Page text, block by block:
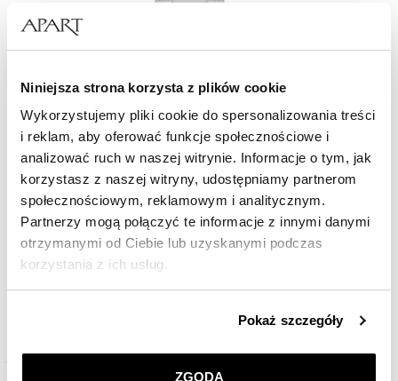
Niniejsza strona korzysta z plików cookie
Wykorzystujemy pliki cookie do spersonalizowania treści
i reklam, aby oferować funkcje społecznościowe i
analizować ruch w naszej witrynie. Informacje o tym, jak
korzystasz z naszej witryny, udostępniamy partnerom
społecznościowym, reklamowym i analitycznym.
Partnerzy mogą połączyć te informacje z innymi danymi
otrzymanymi od Ciebie lub uzyskanymi podczas
korzystania z ich usług.
przez nas plików cookie znajdziesz wPolityce
Pokaż szczegóły
ZGODA
Breitling Endurance Pro 38